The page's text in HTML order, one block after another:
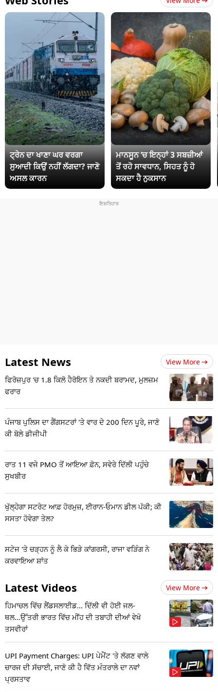
ਟ੍ਰੇਨ ਦਾ ਖਾਣਾ ਘਰ ਵਰਗਾ
ਸੁਆਦੀ ਕਿਉਂ ਨਹੀਂ ਲੱਗਦਾ? ਜਾਣੋ
ਅਸਲ ਕਾਰਨ
ਮਾਨਸੂਨ ‘ਚ ਇਨ੍ਹਾਂ 3 ਸਬਜ਼ੀਆਂ
ਤੋਂ ਰਹੋ ਸਾਵਧਾਨ, ਸਿਹਤ ਨੂੰ ਹੋ
ਸਕਦਾ ਹੈ ਨੁਕਸਾਨ
Latest News View More
ਫਿਰੋਜ਼ਪੁਰ 'ਚ 1.8 ਕਿਲੋ ਹੈਰੋਇਨ ਤੇ ਨਕਦੀ ਬਰਾਮਦ, ਮੁਲਜ਼ਮ
ਫਰਾਰ
ਪੰਜਾਬ ਪੁਲਿਸ ਦਾ ਗੈਂਗਸਟਰਾਂ 'ਤੇ ਵਾਰ ਦੇ 200 ਦਿਨ ਪੂਰੇ, ਜਾਣੋ
ਕੀ ਬੋਲੇ ਡੀਜੀਪੀ
ਰਾਤ 11 ਵਜੇ PMO ਤੋਂ ਆਇਆ ਫ਼ੋਨ, ਸਵੇਰੇ ਦਿੱਲੀ ਪਹੁੰਚੇ
ਸੁਖਬੀਰ
ਖੁੱਲ੍ਹੇਗਾ ਸਟਰੇਟ ਆਫ਼ ਹੋਰਮੁਜ਼, ਈਰਾਨ-ਓਮਾਨ ਡੀਲ ਪੱਕੀ; ਕੀ
ਸਸਤਾ ਹੋਵੇਗਾ ਤੇਲ?
ਸਟੇਜ 'ਤੇ ਚੜ੍ਹਨ ਨੂੰ ਲੈ ਕੇ ਭਿੜੇ ਕਾਂਗਰਸੀ, ਰਾਜਾ ਵੜਿੰਗ ਨੇ
ਕਰਵਾਇਆ ਸ਼ਾਂਤ
Latest Videos View More
ਹਿਮਾਚਲ ਵਿੱਚ ਲੈਂਡਸਲਾਈਡ... ਦਿੱਲੀ ਵੀ ਹੋਈ ਜਲ-
ਥਲ...ਉੱਤਰੀ ਭਾਰਤ ਵਿੱਚ ਮੀਂਹ ਦੀ ਤਬਾਹੀ ਦੀਆਂ ਵੇਖੋ
ਤਸਵੀਰਾਂ
UPI Payment Charges: UPI ਪੇਮੈਂਟ 'ਤੇ ਲੱਗਣ ਵਾਲੇ
ਚਾਰਜ ਦੀ ਸੱਚਾਈ, ਜਾਣੋ ਕੀ ਹੈ ਵਿੱਤ ਮੰਤਰਾਲੇ ਦਾ ਨਵਾਂ
ਪ੍ਰਸਤਾਵ